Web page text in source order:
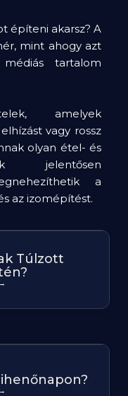
építeni akarsz? A
mint ahogy azt
tartalom
amelyek
vagy rossz
olyan étel- és
jelentősen
a
az izomépítést.
Túlzott